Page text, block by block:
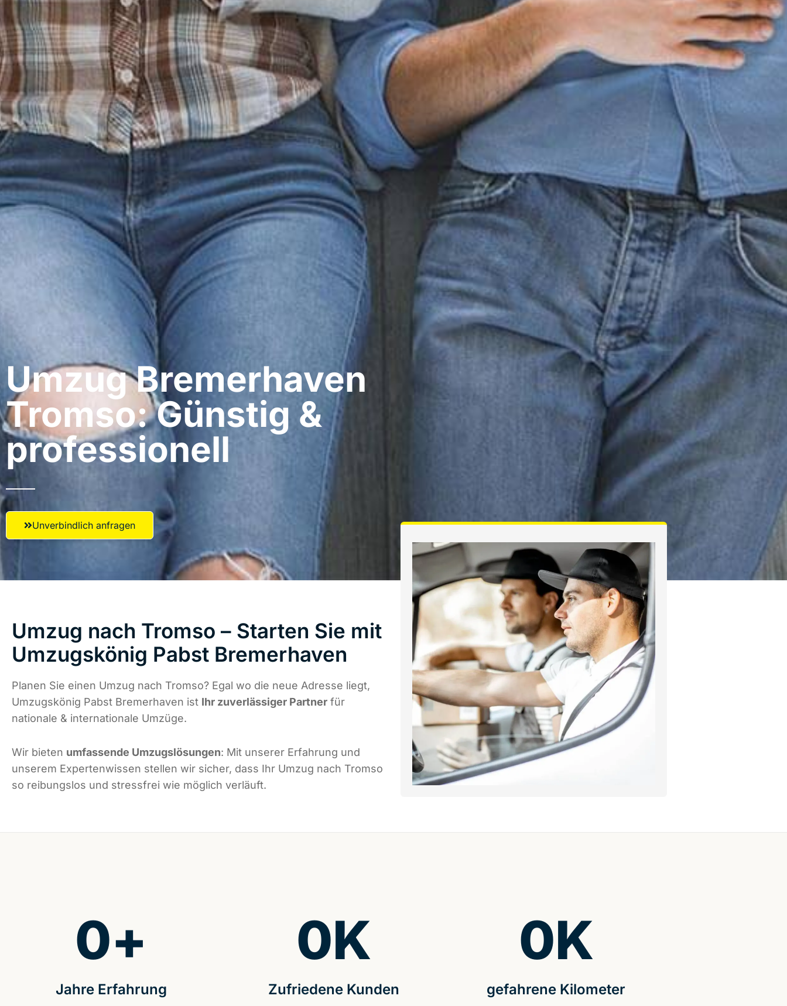
Umzug Bremerhaven​
Tromso: Günstig &
professionell​
Unverbindlich anfragen
Umzug nach Tromso – Starten Sie mit
Umzugskönig Pabst Bremerhaven
Planen Sie einen Umzug nach Tromso? Egal wo die neue Adresse liegt,
Umzugskönig Pabst Bremerhaven ist Ihr zuverlässiger Partner für
nationale & internationale Umzüge.
Wir bieten umfassende Umzugslösungen: Mit unserer Erfahrung und
unserem Expertenwissen stellen wir sicher, dass Ihr Umzug nach Tromso
so reibungslos und stressfrei wie möglich verläuft.
Jahre Erfahrung
0+
Zufriedene Kunden
0K
gefahrene Kilometer
0K